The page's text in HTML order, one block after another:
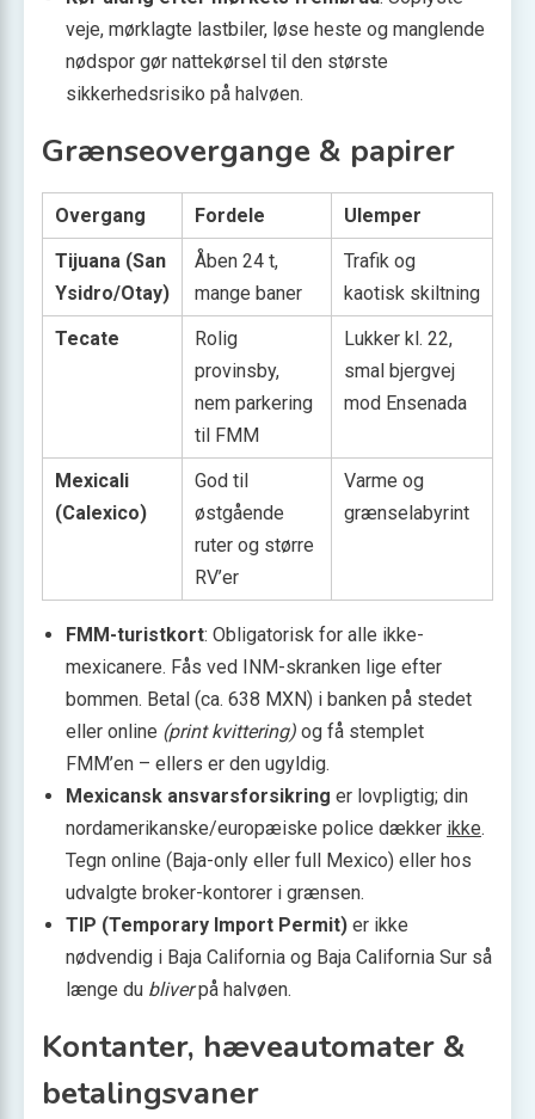
veje, mørklagte lastbiler, løse heste og manglende
nødspor gør nattekørsel til den største
sikkerhedsrisiko på halvøen.
Grænseovergange & papirer
Overgang Fordele
Ulemper
Tijuana (San
Ysidro/Otay)
Åben 24 t,
mange baner
Trafik og
kaotisk skiltning
Tecate
Rolig
provinsby,
nem parkering
til FMM
Lukker kl. 22,
smal bjergvej
mod Ensenada
Mexicali
(Calexico)
God til
østgående
ruter og større
RV’er
Varme og
grænselabyrint
FMM-turistkort: Obligatorisk for alle ikke-
mexicanere. Fås ved INM-skranken lige efter
bommen. Betal (ca. 638 MXN) i banken på stedet
eller online (print kvittering) og få stemplet
FMM’en – ellers er den ugyldig.
Mexicansk ansvarsforsikring er lovpligtig; din
nordamerikanske/europæiske police dækker ikke.
Tegn online (Baja-only eller full Mexico) eller hos
udvalgte broker-kontorer i grænsen.
TIP (Temporary Import Permit) er ikke
nødvendig i Baja California og Baja California Sur så
længe du bliverpå halvøen.
Kontanter, hæveautomater &
betalingsvaner